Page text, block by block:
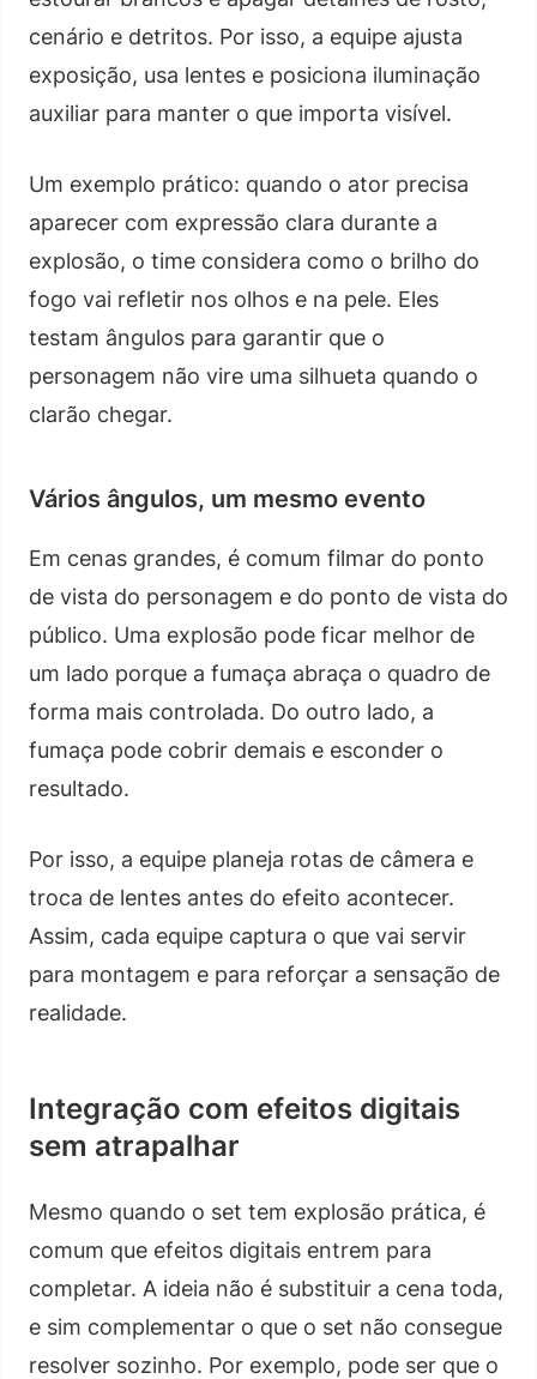
cenário e detritos. Por isso, a equipe ajusta
exposição, usa lentes e posiciona iluminação
auxiliar para manter o que importa visível.
Um exemplo prático: quando o ator precisa
aparecer com expressão clara durante a
explosão, o time considera como o brilho do
fogo vai refletir nos olhos e na pele. Eles
testam ângulos para garantir que o
personagem não vire uma silhueta quando o
clarão chegar.
Vários ângulos, um mesmo evento
Em cenas grandes, é comum filmar do ponto
de vista do personagem e do ponto de vista do
público. Uma explosão pode ficar melhor de
um lado porque a fumaça abraça o quadro de
forma mais controlada. Do outro lado, a
fumaça pode cobrir demais e esconder o
resultado.
Por isso, a equipe planeja rotas de câmera e
troca de lentes antes do efeito acontecer.
Assim, cada equipe captura o que vai servir
para montagem e para reforçar a sensação de
realidade.
Integração com efeitos digitais
sem atrapalhar
Mesmo quando o set tem explosão prática, é
comum que efeitos digitais entrem para
completar. A ideia não é substituir a cena toda,
e sim complementar o que o set não consegue
resolver sozinho. Por exemplo, pode ser que o